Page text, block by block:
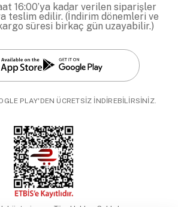
16:00’ya kadar verilen siparişler
teslim edilir. (İndirim dönemleri ve
süresi birkaç gün uzayabilir.)
PLAY'DEN ÜCRETSİZ İNDİREBİLİRSİNİZ.